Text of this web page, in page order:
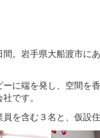
。岩手県大船渡市に
に端を発し、空間を
です。
を含む３名と、仮設